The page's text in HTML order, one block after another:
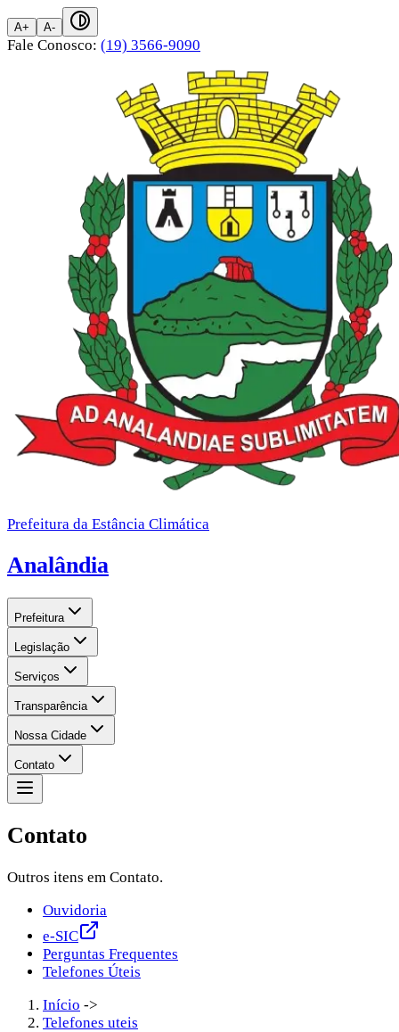
A+ A-
Fale Conosco: (19) 3566-9090
Prefeitura da Estância Climática
Analândia
Prefeitura
Legislação
Serviços
Transparência
Nossa Cidade
Contato
Contato
Outros itens em Contato.
Ouvidoria
e-SIC
Perguntas Frequentes
Telefones Úteis
Início ->
Telefones uteis